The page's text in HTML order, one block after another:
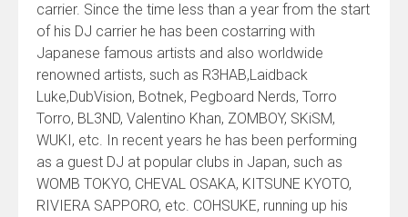
carrier. Since the time less than a year from the start
of his DJ carrier he has been costarring with
Japanese famous artists and also worldwide
renowned artists, such as R3HAB,Laidback
Luke,DubVision, Botnek, Pegboard Nerds, Torro
Torro, BL3ND, Valentino Khan, ZOMBOY, SKiSM,
WUKI, etc. In recent years he has been performing
as a guest DJ at popular clubs in Japan, such as
WOMB TOKYO, CHEVAL OSAKA, KITSUNE KYOTO,
RIVIERA SAPPORO, etc. COHSUKE, running up his